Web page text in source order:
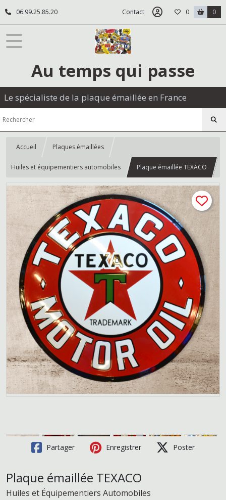
06.99.25.85.20 Contact 0 0
Au temps qui passe
Le spécialiste de la plaque émaillée en France
Accueil Plaques émaillées
Huiles et équipementiers automobiles Plaque émaillée TEXACO
Partager Enregistrer Poster
Plaque émaillée TEXACO
Huiles et Équipementiers Automobiles